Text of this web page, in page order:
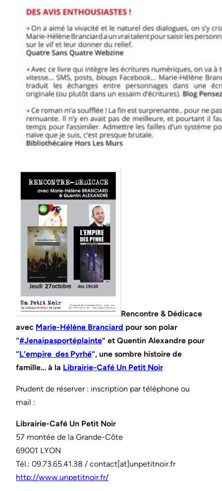
Rencontre & Dédicace
avec Marie-Hélène Branciard pour son polar
“#Jenaipasportéplainte” et Quentin Alexandre pour
“L’empire des Pyrhé“, une sombre histoire de
famille… à la Librairie-Café Un Petit Noir
Prudent de réserver : inscription par téléphone ou
mail :
Librairie-Café Un Petit Noir
57 montée de la Grande-Côte
69001 LYON
Tél.: 09.73.65.41.38 / contact[at]unpetitnoir.fr
http://www.unpetitnoir.fr/